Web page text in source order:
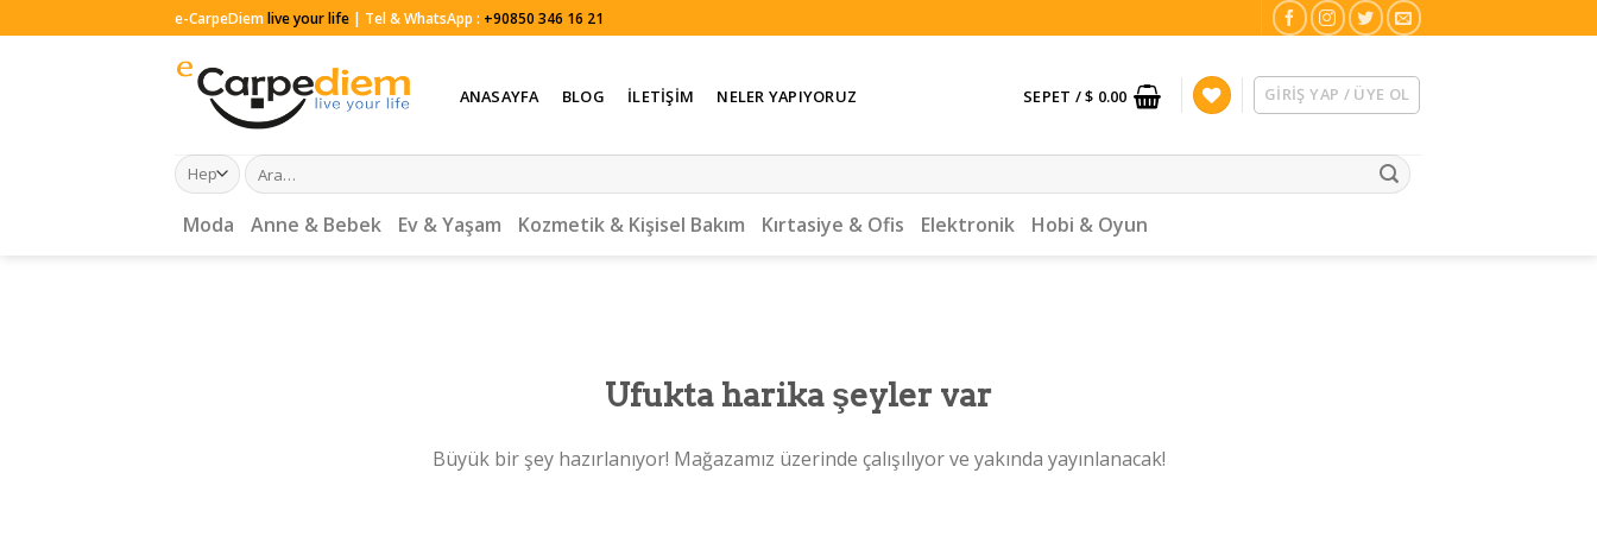
to
e-CarpeDiemlive your life | Tel & WhatsApp : +90850 346 16 21
ANASAYFA BLOG İLETIŞIM NELER YAPIYORUZ SEPET /$ 0.00 GIRIŞ YAP / ÜYE OL
Ara:
Moda Anne & Bebek Ev & Yaşam Kozmetik & Kişisel Bakım Kırtasiye & Ofis Elektronik Hobi & Oyun
Ufukta harika şeyler var
Büyük bir şey hazırlanıyor! Mağazamız üzerinde çalışılıyor ve yakında yayınlanacak!